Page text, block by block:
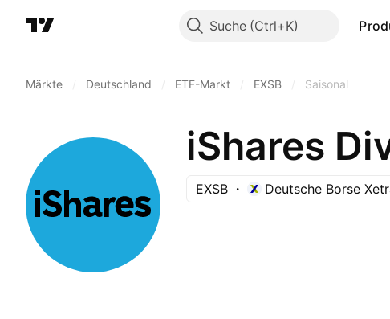
Suche
Märkte Deutschland ETF-Markt EXSB Saisonal
iShares
EXSB Deutsche Borse